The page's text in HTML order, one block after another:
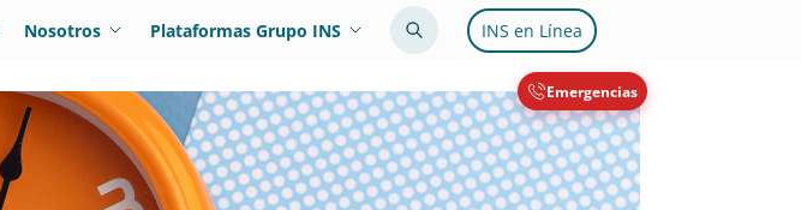
Nosotros Plataformas Grupo INS INS en Línea
Emergencias